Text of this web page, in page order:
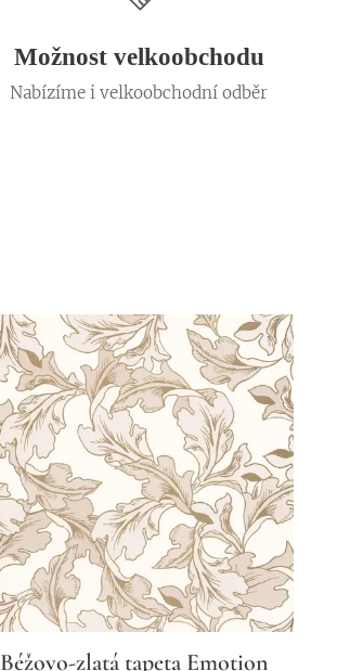
Možnost velkoobchodu
Nabízíme i velkoobchodní odběr
Béžovo-zlatá tapeta Emotion